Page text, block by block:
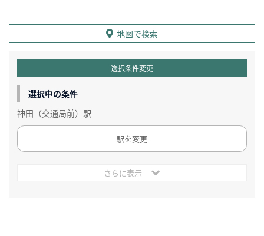
地図で検索
選択条件変更
選択中の条件
神田（交通局前）駅
駅を変更
さらに表示